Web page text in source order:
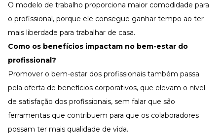
O modelo de trabalho proporciona maior comodidade para
o profissional, porque ele consegue ganhar tempo ao ter
mais liberdade para trabalhar de casa.
Como os benefícios impactam no bem-estar do
profissional?
Promover o bem-estar dos profissionais também passa
pela oferta de benefícios corporativos, que elevam o nível
de satisfação dos profissionais, sem falar que são
ferramentas que contribuem para que os colaboradores
possam ter mais qualidade de vida.